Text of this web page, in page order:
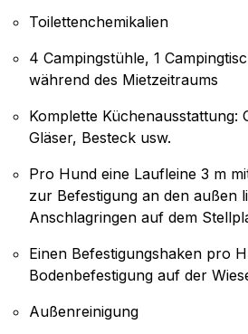
Toilettenchemikalien
4 Campingstühle, 1
während des Mietzeitraums
Komplette Küchenausstattung:
Gläser, Besteck usw.
Pro Hund eine Laufleine 3 m
zur Befestigung an den außen
Anschlagringen auf dem
Einen Befestigungshaken pro
Bodenbefestigung auf der
Außenreinigung